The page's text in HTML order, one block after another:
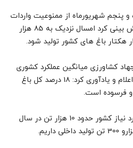
و پنجم شهریورماه از ممنوعیت واردات
میوه زیتون خبر داد و پیش بینی کرد امسال نزدیک به 85 هزار
کشاورزی میانگین عملکرد کشوری
امسال را 2.1 تن در هکتار اعلام و یادآوری کرد: 18 درصد کل باغ
فرسوده است.
وی گفت: روغن زیتون مورد نیاز کشور حدود 10 هزار تن در سال